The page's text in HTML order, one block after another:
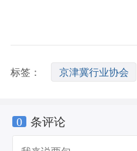
标签： 京津冀行业协会
会 京津冀水泥停产
0 条评论